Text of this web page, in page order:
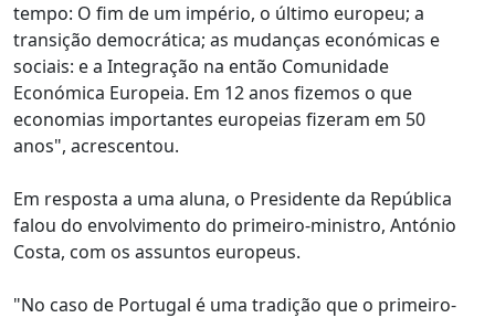
tempo: O fim de um império, o último europeu; a
transição democrática; as mudanças económicas e
sociais: e a Integração na então Comunidade
Económica Europeia. Em 12 anos fizemos o que
economias importantes europeias fizeram em 50
anos", acrescentou.
Em resposta a uma aluna, o Presidente da República
falou do envolvimento do primeiro-ministro, António
Costa, com os assuntos europeus.
"No caso de Portugal é uma tradição que o primeiro-